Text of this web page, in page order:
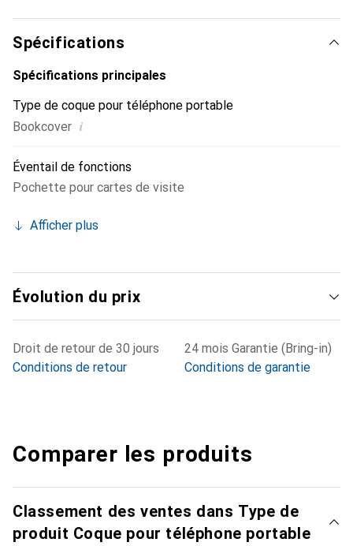
marque Noreve est un choix sûr pour une clientèle
exigeante.
Spécifications
Spécifications principales
Type de coque pour téléphone portable
Bookcover i
Éventail de fonctions
Pochette pour cartes de visite
Afficher plus
Évolution du prix
Droit de retour de 30 jours
Conditions de retour
24 mois Garantie (Bring-in)
Conditions de garantie
Comparer les produits
Classement des ventes dans Type de
produit Coque pour téléphone portable